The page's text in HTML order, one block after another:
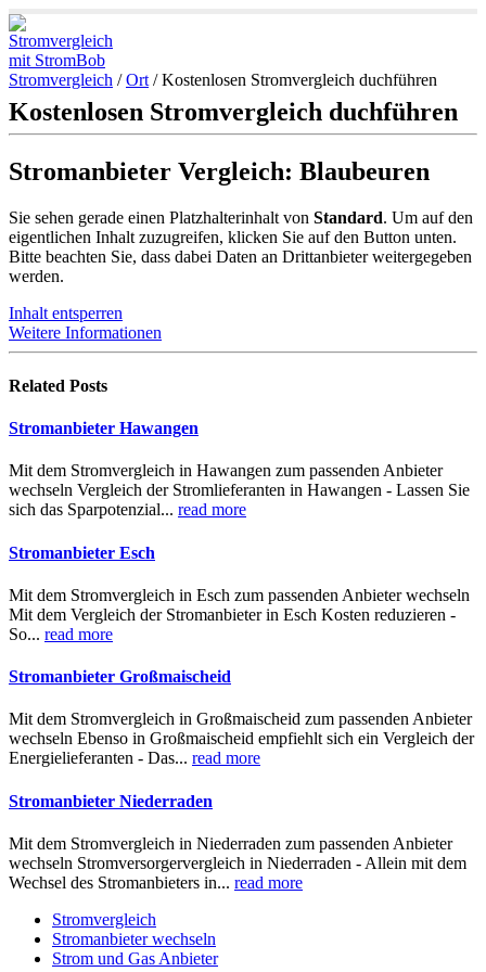
Stromvergleich /Ort /Kostenlosen Stromvergleich duchführen
Kostenlosen Stromvergleich duchführen
Stromanbieter Vergleich: Blaubeuren
Sie sehen gerade einen Platzhalterinhalt von Standard. Um auf den
eigentlichen Inhalt zuzugreifen, klicken Sie auf den Button unten.
Bitte beachten Sie, dass dabei Daten an Drittanbieter weitergegeben
werden.
Inhalt entsperren
Weitere Informationen
Related Posts
Stromanbieter Hawangen
Mit dem Stromvergleich in Hawangen zum passenden Anbieter
wechseln Vergleich der Stromlieferanten in Hawangen - Lassen Sie
sich das Sparpotenzial... read more
Stromanbieter Esch
Mit dem Stromvergleich in Esch zum passenden Anbieter wechseln
Mit dem Vergleich der Stromanbieter in Esch Kosten reduzieren -
So... read more
Stromanbieter Großmaischeid
Mit dem Stromvergleich in Großmaischeid zum passenden Anbieter
wechseln Ebenso in Großmaischeid empfiehlt sich ein Vergleich der
Energielieferanten - Das... read more
Stromanbieter Niederraden
Mit dem Stromvergleich in Niederraden zum passenden Anbieter
wechseln Stromversorgervergleich in Niederraden - Allein mit dem
Wechsel des Stromanbieters in... read more
Stromvergleich
Stromanbieter wechseln
Strom und Gas Anbieter